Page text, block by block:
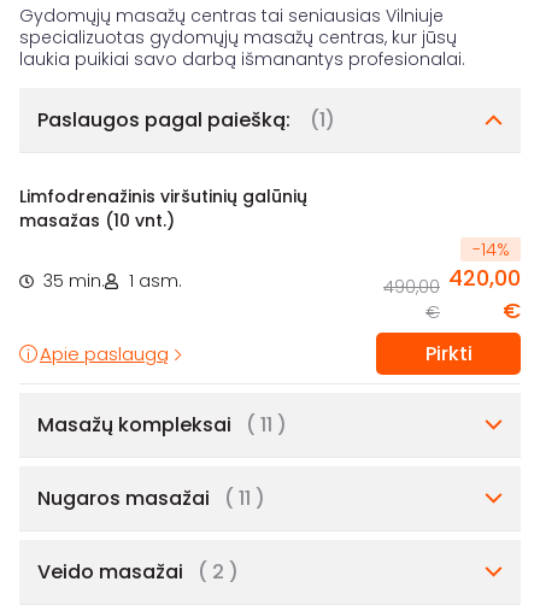
Gydomųjų masažų centras tai seniausias Vilniuje
specializuotas gydomųjų masažų centras, kur jūsų
Paslaugos pagal paiešką: (1)
Limfodrenažinis viršutinių galūnių
masažas (10 vnt.)
35 min. 1 asm.
-14%
490,00
€
420,00
€
Apie paslaugą Pirkti
Masažų kompleksai ( 11 )
Nugaros masažai ( 11 )
Veido masažai ( 2 )